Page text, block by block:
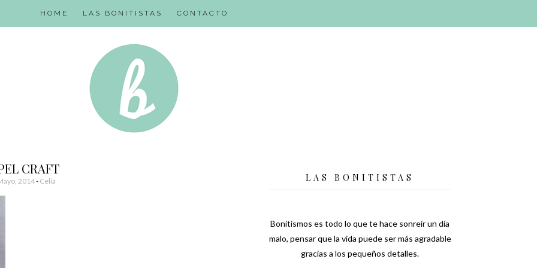
HOME LAS BONITISTAS CONTACTO
CRAFT
2014- Celia LAS BONITISTAS
Bonitismos es todo lo que te hace sonreír un día
malo, pensar que la vida puede ser más agradable
gracias a los pequeños detalles.